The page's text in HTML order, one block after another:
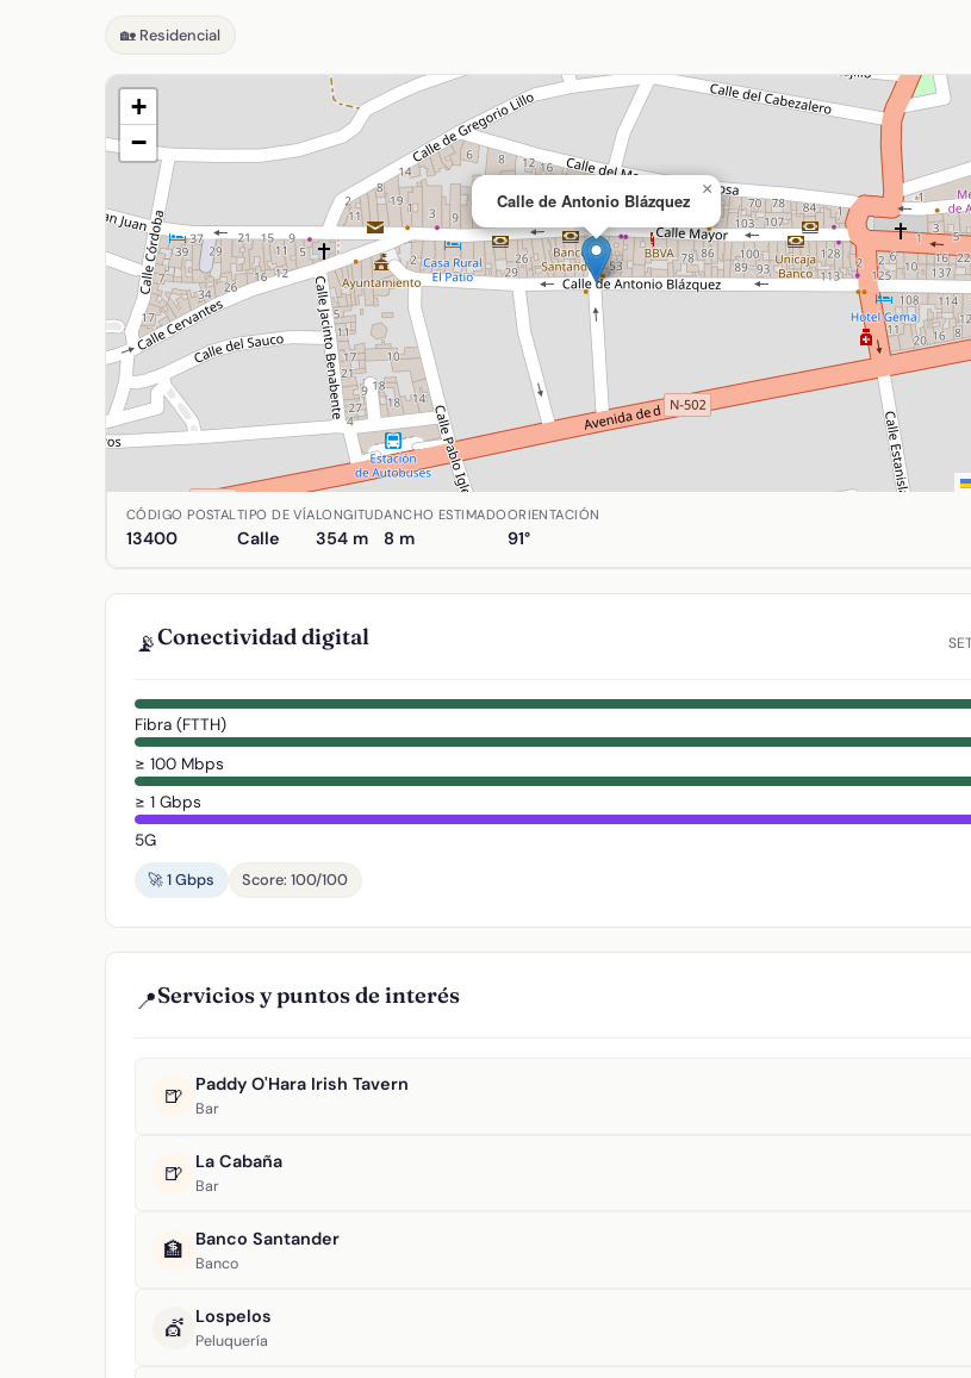
🏡 Residencial
Calle de Antonio Blázquez
×
+
−
Ubicación de Calle de Antonio Blázquez en Almadén, Ciudad Real. Coordenadas: latitud
CÓDIGO POSTAL
13400
TIPO DE VÍA
Calle
LONGITUD
354 m
ANCHO ESTIMADO
8 m
ORIENTACIÓN
91°
📡Conectividad digital
Fibra (FTTH)
≥ 100 Mbps
≥ 1 Gbps
5G
🚀 1 Gbps
Score: 100/100
📍Servicios y puntos de interés
🍺 Paddy O'Hara Irish Tavern
Bar
🍺 La Cabaña
Bar
🏦 Banco Santander
Banco
💇 Lospelos
Peluquería